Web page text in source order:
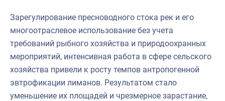
Зарегулирование пресноводного стока рек и его
многоотраслевое использование без учета
требований рыбного хозяйства и природоохранных
мероприятий, интенсивная работа в сфере сельского
хозяйства привели к росту темпов антропогенной
эвтрофикации лиманов. Результатом стало
уменьшение их площадей и чрезмерное зарастание,